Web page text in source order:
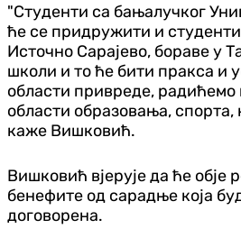
"Студенти са бањалучког
ће се придружити и
Источно Сарајево, бораве у
школи и то ће бити пракса и
области привреде,
области образовања, спорта,
каже Вишковић.
Вишковић вјерује да ће обје
бенефите од сарадње која
договорена.